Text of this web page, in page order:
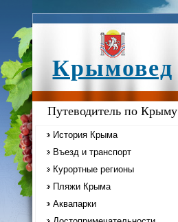
Крымовед
Путеводитель по Крыму
История Крыма
Въезд и транспорт
Курортные регионы
Пляжи Крыма
Аквапарки